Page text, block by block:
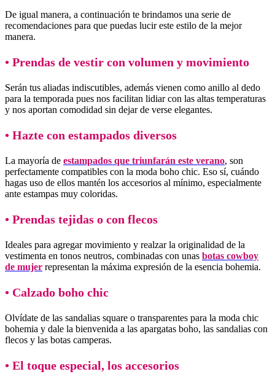
De igual manera, a continuación te brindamos una serie de
recomendaciones para que puedas lucir este estilo de la mejor
manera.
• Prendas de vestir con volumen y movimiento
Serán tus aliadas indiscutibles, además vienen como anillo al dedo
para la temporada pues nos facilitan lidiar con las altas temperaturas
y nos aportan comodidad sin dejar de verse elegantes.
• Hazte con estampados diversos
La mayoría de estampados que triunfarán este verano, son
perfectamente compatibles con la moda boho chic. Eso sí, cuándo
hagas uso de ellos mantén los accesorios al mínimo, especialmente
ante estampas muy coloridas.
• Prendas tejidas o con flecos
Ideales para agregar movimiento y realzar la originalidad de la
vestimenta en tonos neutros, combinadas con unas botas cowboy
de mujer representan la máxima expresión de la esencia bohemia.
• Calzado boho chic
Olvídate de las sandalias square o transparentes para la moda chic
bohemia y dale la bienvenida a las apargatas boho, las sandalias con
flecos y las botas camperas.
• El toque especial, los accesorios